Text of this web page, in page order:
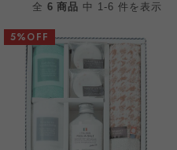
全 6 商品 中 1-6 件を表示
5%OFF